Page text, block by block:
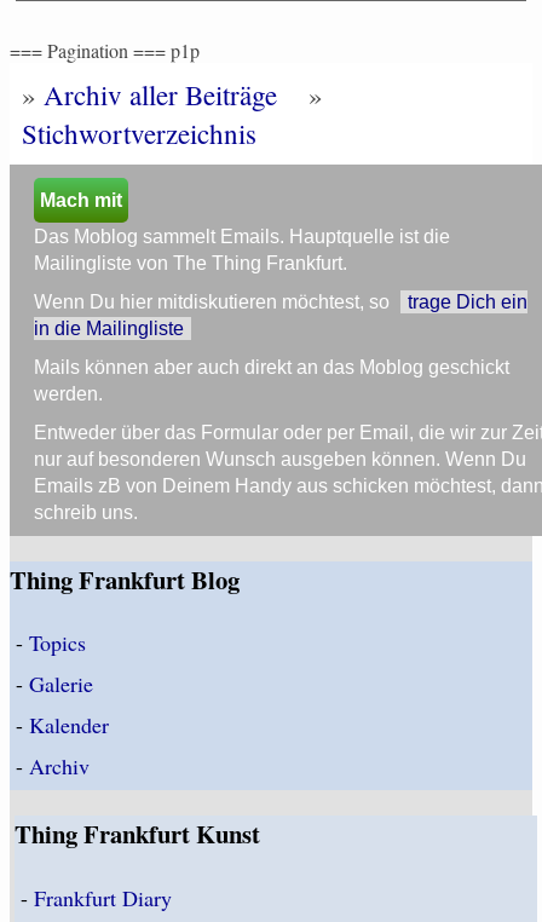
=== Pagination === p1p
» Archiv aller Beiträge
»
Stichwortverzeichnis
Mach mit
Das Moblog sammelt Emails. Hauptquelle ist die
Mailingliste von The Thing Frankfurt.
Wenn Du hier mitdiskutieren möchtest, so
trage Dich ein
in die Mailingliste
Mails können aber auch direkt an das Moblog geschickt
werden.
Entweder über das Formular oder per Email, die wir zur
nur auf besonderen Wunsch ausgeben können. Wenn Du
Emails zB von Deinem Handy aus schicken möchtest,
schreib uns.
Thing Frankfurt Blog
- Topics
- Galerie
- Kalender
- Archiv
Thing Frankfurt Kunst
-Frankfurt Diary